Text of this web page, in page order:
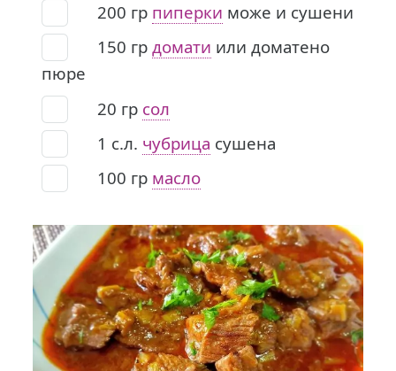
200 гр пиперки може и сушени
150 гр домати или доматено
пюре
20 гр сол
1 с.л. чубрица сушена
100 гр масло